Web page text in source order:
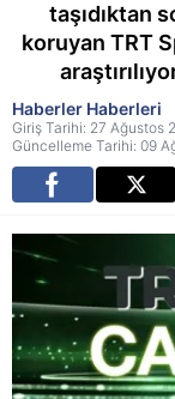
taşıdıktan
koruyan TRT
Haberler Haberleri
Giriş Tarihi: 27 Ağustos
Güncelleme Tarihi: 09